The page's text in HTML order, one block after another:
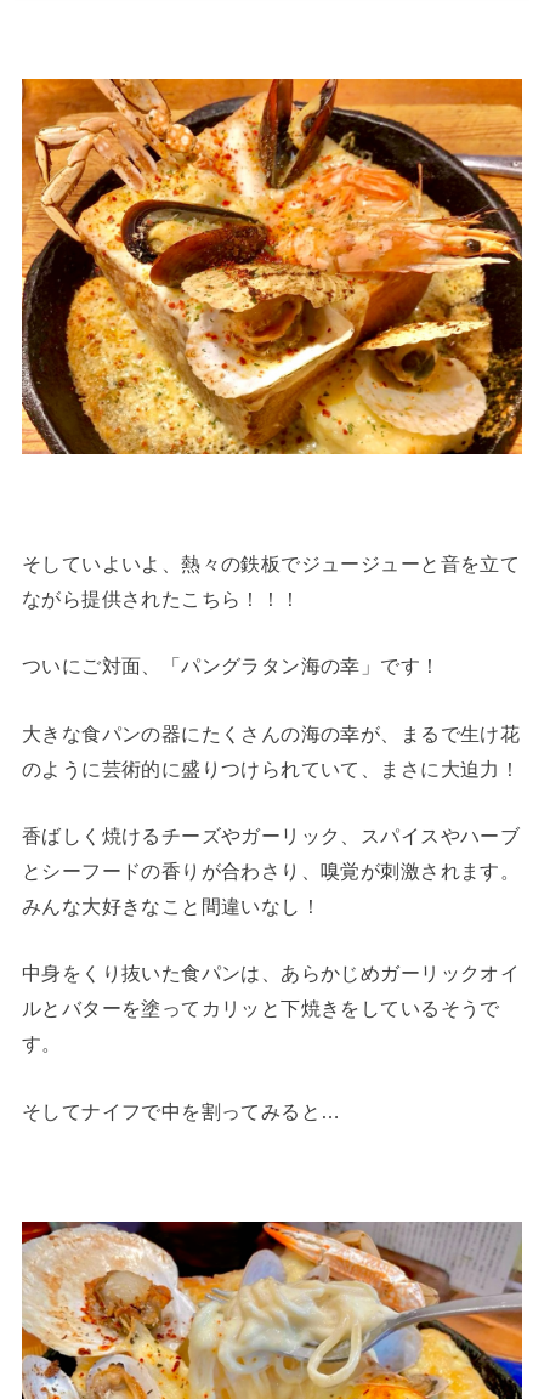
そしていよいよ、熱々の鉄板でジュージューと音を立て
ながら提供されたこちら！！！
ついにご対面、「パングラタン海の幸」です！
大きな食パンの器にたくさんの海の幸が、まるで生け花
のように芸術的に盛りつけられていて、まさに大迫力！
香ばしく焼けるチーズやガーリック、スパイスやハーブ
とシーフードの香りが合わさり、嗅覚が刺激されます。
みんな大好きなこと間違いなし！
中身をくり抜いた食パンは、あらかじめガーリックオイ
ルとバターを塗ってカリッと下焼きをしているそうで
す。
そしてナイフで中を割ってみると…